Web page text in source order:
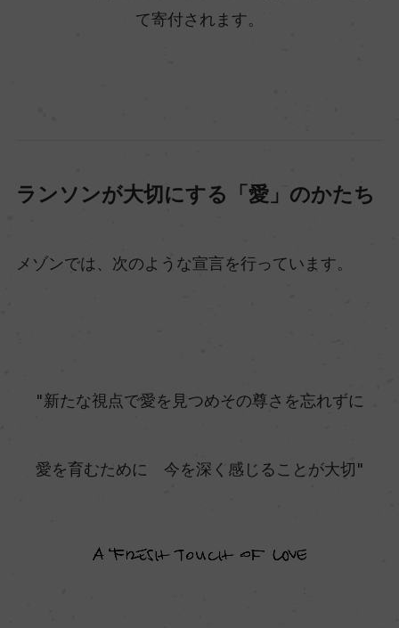
て寄付されます。
ランソンが大切にする「愛」のかたち
メゾンでは、次のような宣言を行っています。
"新たな視点で愛を見つめその尊さを忘れずに
愛を育むために 今を深く感じることが大切"